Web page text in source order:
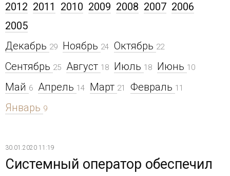
Декабрь 29 Ноябрь 24 Октябрь 22
Сентябрь 25 Август 18 Июль 18 Июнь 10
Май 6 Апрель 14 Март 21 Февраль 11
Январь 9
2012 2011 2010 2009 2008 2007 2006
2005
30.01.2020 11:19
Системный оператор обеспечил